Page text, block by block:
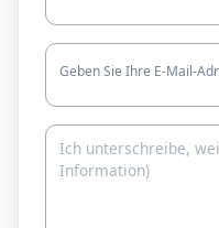
Geben Sie Ihre E-Mail-